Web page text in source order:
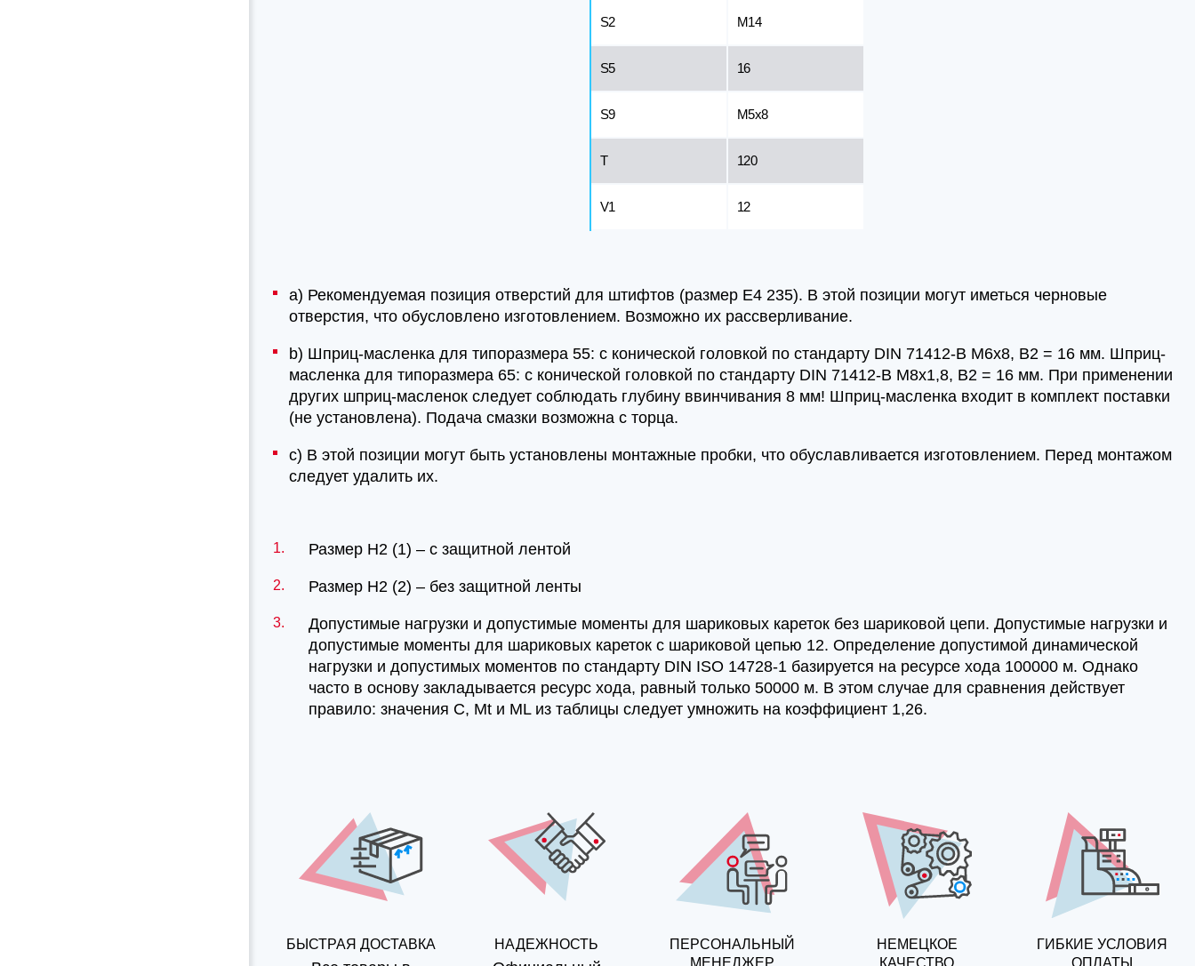
S2 М14
S5 16
S9 M5x8
T 120
V1 12
a) Рекомендуемая позиция отверстий для штифтов (размер E4 235). В этой позиции могут иметься черновые
отверстия, что обусловлено изготовлением. Возможно их рассверливание.
b) Шприц-масленка для типоразмера 55: с конической головкой по стандарту DIN 71412-B M6x8, B2 = 16 мм. Шприц-
масленка для типоразмера 65: с конической головкой по стандарту DIN 71412-B M8x1,8, B2 = 16 мм. При применении
других шприц-масленок следует соблюдать глубину ввинчивания 8 мм! Шприц-масленка входит в комплект поставки
(не установлена). Подача смазки возможна с торца.
c) В этой позиции могут быть установлены монтажные пробки, что обуславливается изготовлением. Перед монтажом
следует удалить их.
Размер H2 (1) – с защитной лентой
Размер H2 (2) – без защитной ленты
Допустимые нагрузки и допустимые моменты для шариковых кареток без шариковой цепи. Допустимые нагрузки и
допустимые моменты для шариковых кареток с шариковой цепью 12. Определение допустимой динамической
нагрузки и допустимых моментов по стандарту DIN ISO 14728-1 базируется на ресурсе хода 100000 м. Однако
часто в основу закладывается ресурс хода, равный только 50000 м. В этом случае для сравнения действует
правило: значения C, Mt и ML из таблицы следует умножить на коэффициент 1,26.
БЫСТРАЯ ДОСТАВКА НАДЕЖНОСТЬ
ПЕРСОНАЛЬНЫЙ
МЕНЕДЖЕР
НЕМЕЦКОЕ
КАЧЕСТВО
ГИБКИЕ УСЛОВИЯ
ОПЛАТЫ